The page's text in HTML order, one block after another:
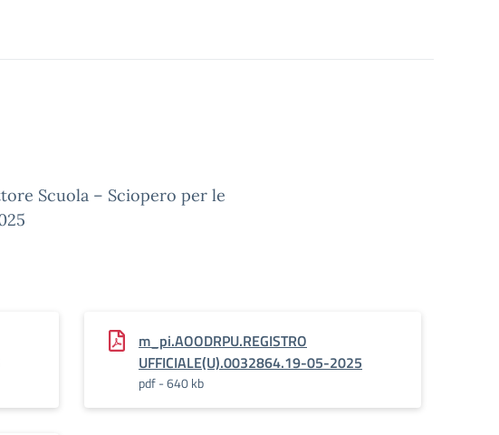
Scuola – Sciopero per le
m_pi.AOODRPU.REGISTRO
UFFICIALE(U).0032864.19-05-2025
pdf - 640 kb